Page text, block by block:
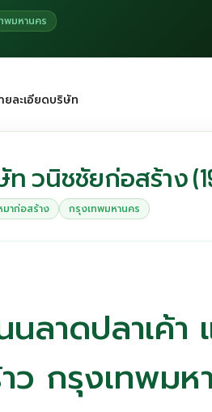
พมหานคร
ยละเอียดบริษัท
ท วนิชชัยก่อสร้าง
มาก่อสร้าง กรุงเทพมหานคร
ลาดปลาเค้า
ว กรุงเทพม